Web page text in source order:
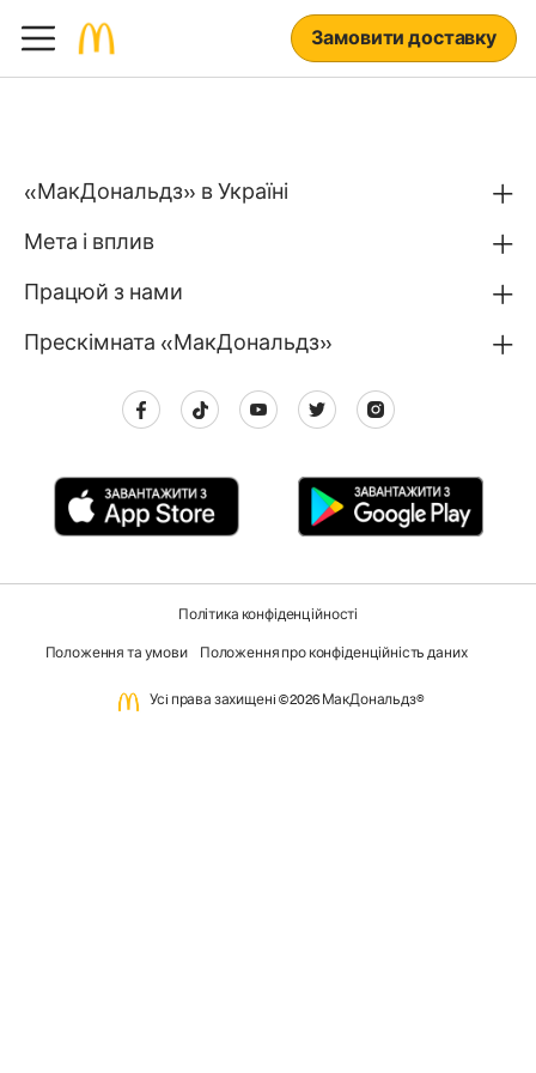
Замовити доставку
«МакДональдз» в Україні
Мета і вплив
Працюй з нами
Прескімната «МакДональдз»
Політика конфіденційності
Положення та умови Положення про конфіденційність даних
Усi права захищенi ©2026 МакДональдз®